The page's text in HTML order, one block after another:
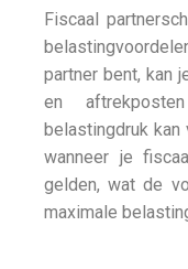
Fiscaal
partner bent, kan
en
belastingdruk
wanneer je
gelden, wat de
maximale